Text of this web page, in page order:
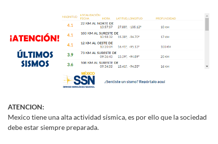
ATENCION:
Mexico tiene una alta actividad sísmica, es por ello que la sociedad
debe estar siempre preparada.